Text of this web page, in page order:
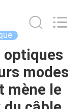
optiques
modes
mène le